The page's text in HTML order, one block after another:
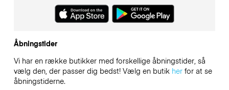
Åbningstider
Vi har en række butikker med forskellige åbningstider, så
vælg den, der passer dig bedst! Vælg en butik herfor at se
åbningstiderne.